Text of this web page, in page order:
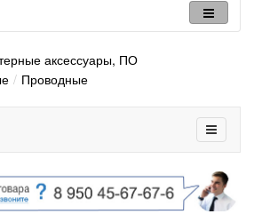
аксессуары, ПО
Проводные